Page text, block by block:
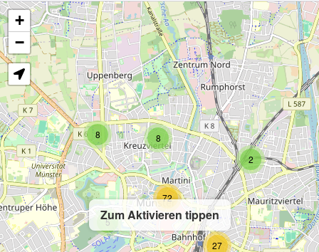
Zum Aktivieren tippen
2
8 8
27
5
72
+
−